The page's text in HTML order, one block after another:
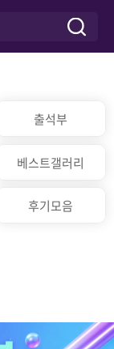
출석부
베스트갤러리
후기모음